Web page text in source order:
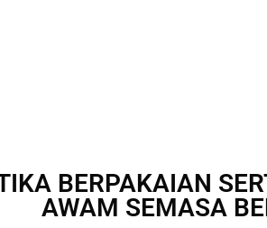
BERPAKAIAN
AWAM SEMASA